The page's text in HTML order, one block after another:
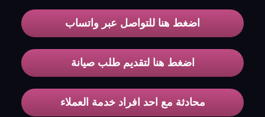
اضغط هنا للتواصل عبر واتساب
اضغط هنا لتقديم طلب صيانة
محادثة مع احد افراد خدمة العملاء